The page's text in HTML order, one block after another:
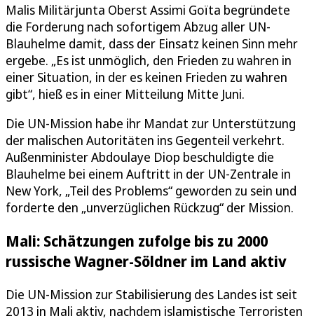
Malis Militärjunta Oberst Assimi Goïta begründete
die Forderung nach sofortigem Abzug aller UN-
Blauhelme damit, dass der Einsatz keinen Sinn mehr
ergebe. „Es ist unmöglich, den Frieden zu wahren in
einer Situation, in der es keinen Frieden zu wahren
gibt“, hieß es in einer Mitteilung Mitte Juni.
Die UN-Mission habe ihr Mandat zur Unterstützung
der malischen Autoritäten ins Gegenteil verkehrt.
Außenminister Abdoulaye Diop beschuldigte die
Blauhelme bei einem Auftritt in der UN-Zentrale in
New York, „Teil des Problems“ geworden zu sein und
forderte den „unverzüglichen Rückzug“ der Mission.
Mali: Schätzungen zufolge bis zu 2000
russische Wagner-Söldner im Land aktiv
Die UN-Mission zur Stabilisierung des Landes ist seit
2013 in Mali aktiv, nachdem islamistische Terroristen